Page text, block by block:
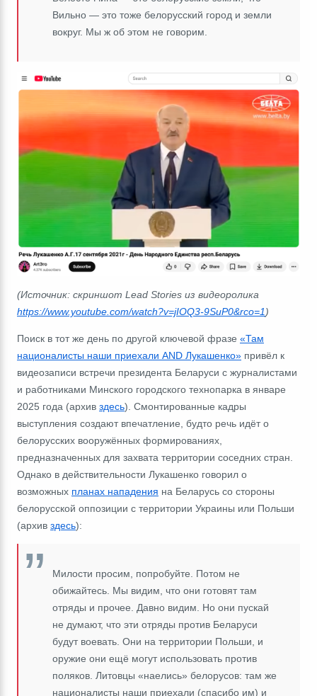
Вильно ― это тоже белорусский город и земли
вокруг. Мы ж об этом не говорим.
(Источник: скриншот Lead Stories из видеоролика
https://www.youtube.com/watch?v=jIOQ3-9SuP0&rco=1)
Поиск в тот же день по другой ключевой фразе «Там
националисты наши приехали AND Лукашенко» привёл к
видеозаписи встречи президента Беларуси с журналистами
и работниками Минского городского технопарка в январе
2025 года (архив здесь). Смонтированные кадры
выступления создают впечатление, будто речь идёт о
белорусских вооружённых формированиях,
предназначенных для захвата территории соседних стран.
Однако в действительности Лукашенко говорил о
возможных планах нападения на Беларусь со стороны
белорусской оппозиции с территории Украины или Польши
(архив здесь):
Милости просим, попробуйте. Потом не
обижайтесь. Мы видим, что они готовят там
отряды и прочее. Давно видим. Но они пускай
не думают, что эти отряды против Беларуси
будут воевать. Они на территории Польши, и
оружие они ещё могут использовать против
поляков. Литовцы «наелись» белорусов: там же
националисты наши приехали (спасибо им) и